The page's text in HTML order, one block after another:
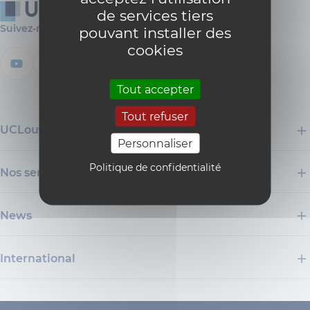
de services tiers
pouvant installer des
cookies
Tout accepter
Tout refuser
Personnaliser
Politique de confidentialité
Suivez-nous
UCLouvain
Nos services
News
International